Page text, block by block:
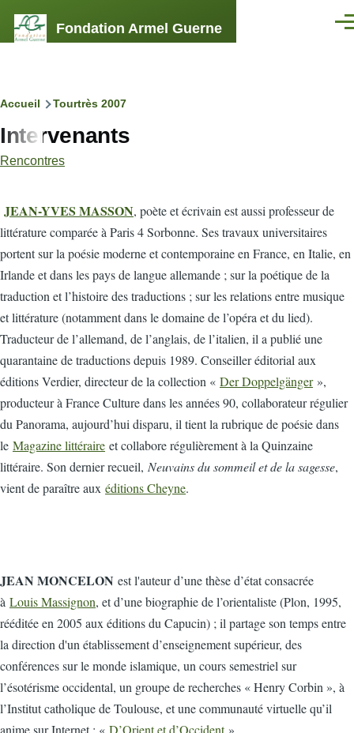
Fondation Armel Guerne
Fil
d'Ariane
Accueil Tourtrès 2007
Intervenants
Rencontres
JEAN-YVES MASSON, poète et écrivain est aussi professeur de
littérature comparée à Paris 4 Sorbonne. Ses travaux universitaires
portent sur la poésie moderne et contemporaine en France, en Italie, en
Irlande et dans les pays de langue allemande ; sur la poétique de la
traduction et l’histoire des traductions ; sur les relations entre musique
et littérature (notamment dans le domaine de l’opéra et du lied).
Traducteur de l’allemand, de l’anglais, de l’italien, il a publié une
quarantaine de traductions depuis 1989. Conseiller éditorial aux
éditions Verdier, directeur de la collection « Der Doppelgänger»,
producteur à France Culture dans les années 90, collaborateur régulier
du Panorama, aujourd’hui disparu, il tient la rubrique de poésie dans
le Magazine littéraire et collabore régulièrement à la Quinzaine
littéraire. Son dernier recueil, Neuvains du sommeil et de la sagesse,
vient de paraître aux éditions Cheyne.
JEAN MONCELON est l'auteur d’une thèse d’état consacrée
à Louis Massignon, et d’une biographie de l’orientaliste (Plon, 1995,
rééditée en 2005 aux éditions du Capucin) ; il partage son temps entre
la direction d'un établissement d’enseignement supérieur, des
conférences sur le monde islamique, un cours semestriel sur
l’ésotérisme occidental, un groupe de recherches « Henry Corbin », à
l’Institut catholique de Toulouse, et une communauté virtuelle qu’il
anime sur Internet : « D’Orient et d’Occident».